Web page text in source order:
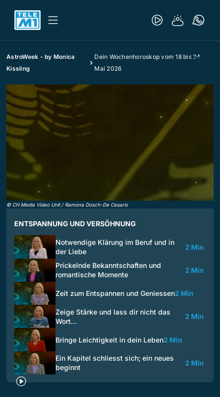
AstroWeek - by Monica
Kissling
Dein Wochenhoroskop vom 18 bis 24.
Mai 2026
© CH Media Video Unit / Ramona Dosch-De Cesaris
ENTSPANNUNG UND VERSÖHNUNG
Notwendige Klärung im Beruf und in
der Liebe
2 Min
Prickelnde Bekanntschaften und
romantische Momente
2 Min
Zeit zum Entspannen und Geniessen2 Min
Zeige Stärke und lass dir nicht das
Wort…
2 Min
Bringe Leichtigkeit in dein Leben2 Min
Ein Kapitel schliesst sich; ein neues
beginnt
2 Min